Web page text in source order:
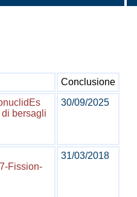
Conclusione
di bersagli
30/09/2025
Fission-
31/03/2018